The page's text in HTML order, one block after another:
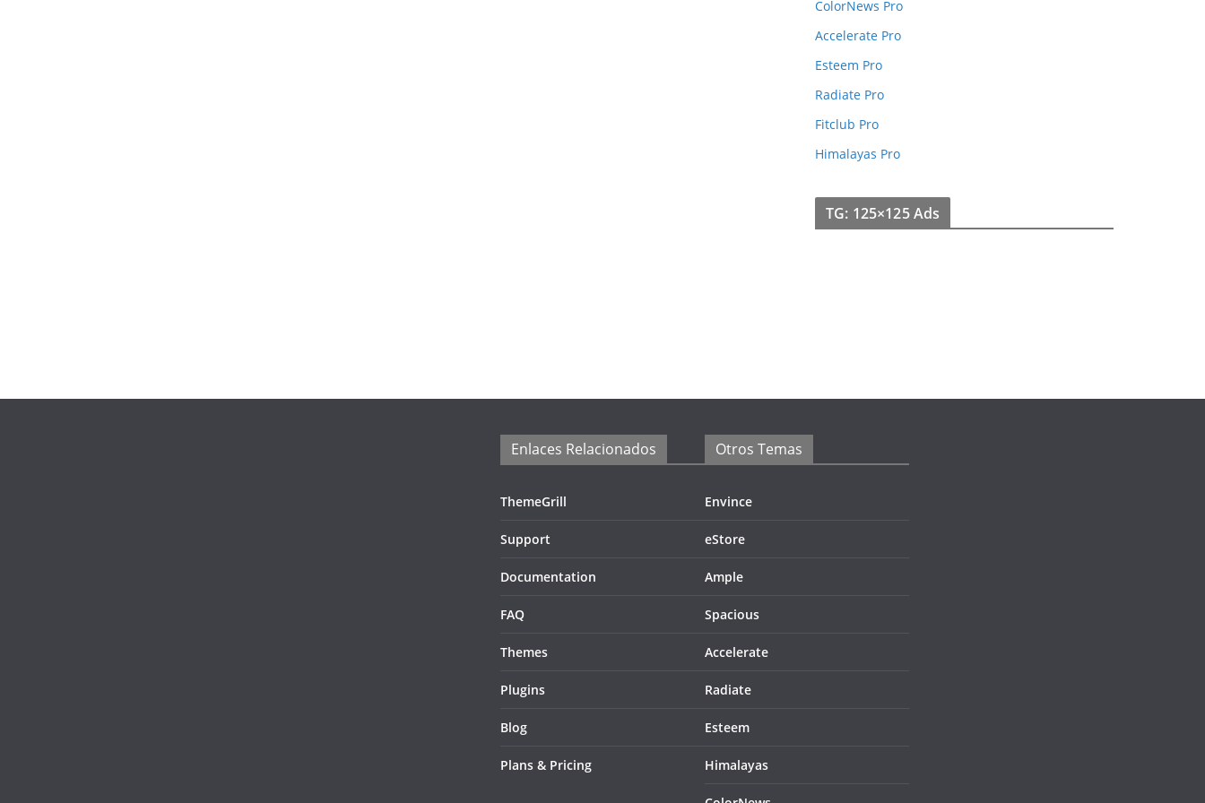
ColorNews Pro
Accelerate Pro
Esteem Pro
Radiate Pro
Fitclub Pro
Himalayas Pro
TG: 125×125 Ads
Enlaces Relacionados
ThemeGrill
Support
Documentation
FAQ
Themes
Plugins
Blog
Plans & Pricing
Otros Temas
Envince
eStore
Ample
Spacious
Accelerate
Radiate
Esteem
Himalayas